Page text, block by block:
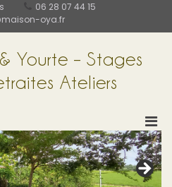
06 28 07 44 15
oya.fr
Yourte – Stages
Ateliers
pour